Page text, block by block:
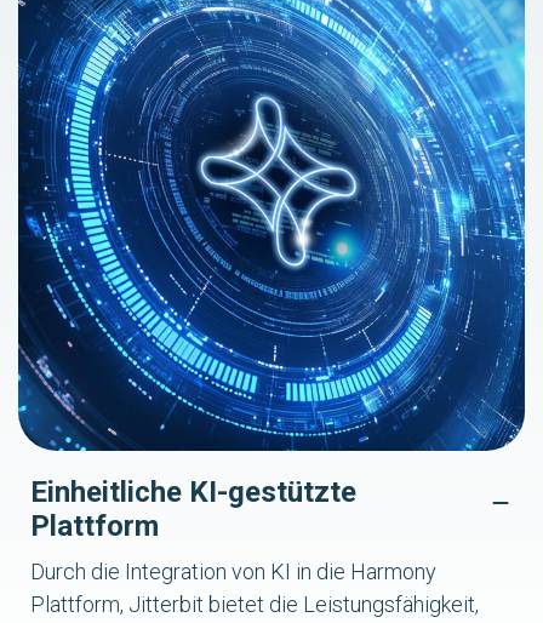
Einheitliche KI-gestützte
Plattform
Durch die Integration von KI in die Harmony
Plattform, Jitterbit bietet die Leistungsfähigkeit,